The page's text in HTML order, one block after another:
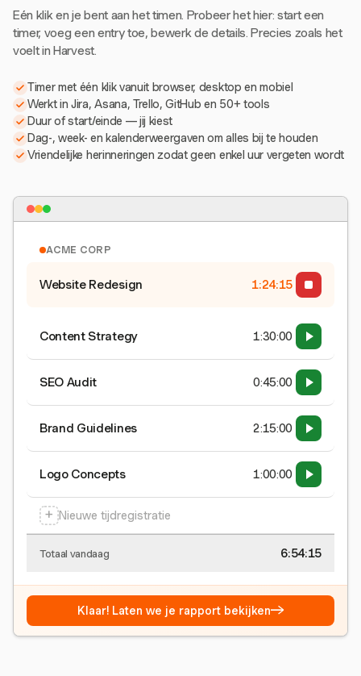
Eén klik en je bent aan het timen. Probeer het hier: start een
timer, voeg een entry toe, bewerk de details. Precies zoals het
voelt in Harvest.
Timer met één klik vanuit browser, desktop en mobiel
Werkt in Jira, Asana, Trello, GitHub en 50+ tools
Duur of start/einde — jij kiest
Dag-, week- en kalenderweergaven om alles bij te houden
Vriendelijke herinneringen zodat geen enkel uur vergeten wordt
ACME CORP
Website Redesign 1:24:15
Content Strategy 1:30:00
SEO Audit 0:45:00
Brand Guidelines 2:15:00
Logo Concepts 1:00:00
+ Nieuwe tijdregistratie
Totaal vandaag 6:54:15
Klaar! Laten we je rapport bekijken→